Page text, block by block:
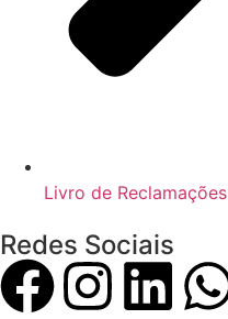
Livro de Reclamações
Redes Sociais